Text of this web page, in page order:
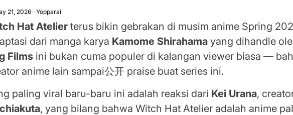
21, 2026 Yopparai
Hat Atelier terus bikin gebrakan di musim anime Spring
dari manga karya Kamome Shirahama yang dihandle
Films ini bukan cuma populer di kalangan viewer biasa —
anime lain sampai公开 praise buat series ini.
paling viral baru-baru ini adalah reaksi dari Kei Urana,
, yang bilang bahwa Witch Hat Atelier adalah anime